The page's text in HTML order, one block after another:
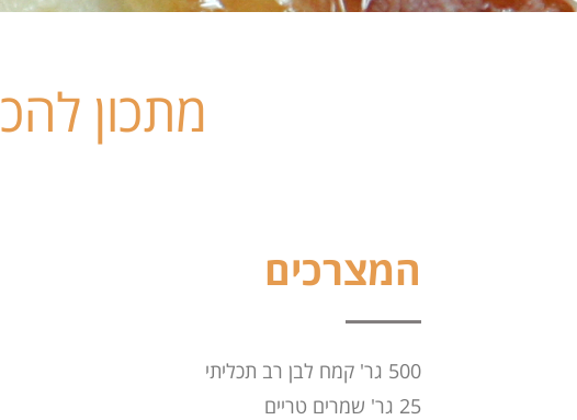
מתכון
המצרכים
500 גר' קמח לבן רב תכליתי
25 גר' שמרים טריים